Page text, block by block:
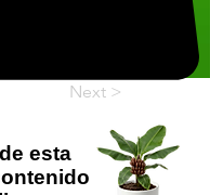
Next >
esta